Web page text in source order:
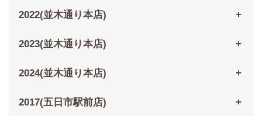
2022(並木通り本店)
2023(並木通り本店)
2024(並木通り本店)
2017(五日市駅前店)